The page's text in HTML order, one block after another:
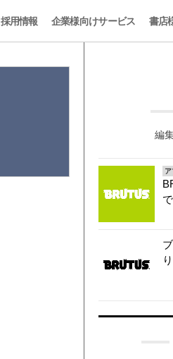
採用情報 企業様向けサービス 書店
編
ア